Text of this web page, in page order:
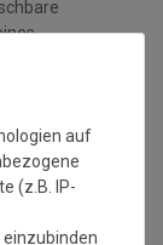
Wege.
separat
und legen
die Fasern
Falten
auf
(z.B. IP-